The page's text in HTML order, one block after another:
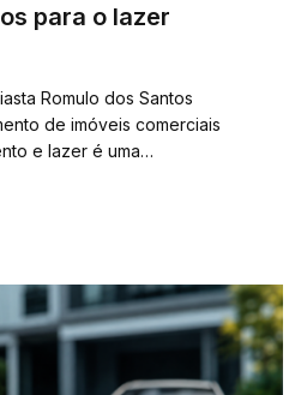
para o lazer
Romulo dos Santos
de imóveis comerciais
e lazer é uma…